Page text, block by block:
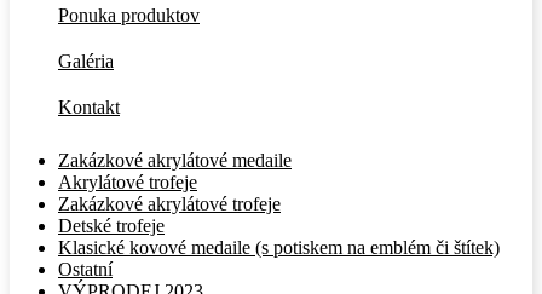
Ponuka produktov
Galéria
Kontakt
Zakázkové akrylátové medaile
Akrylátové trofeje
Zakázkové akrylátové trofeje
Detské trofeje
Klasické kovové medaile (s potiskem na emblém či štítek)
Ostatní